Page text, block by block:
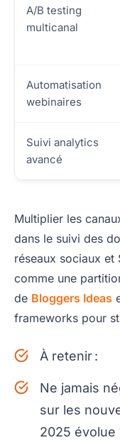
A/B testing
multicanal
Automatisation
webinaires
Suivi analytics
avancé
Multiplier les
dans le suivi des
réseaux sociaux et
comme une
de Bloggers Ideas
frameworks pour
À retenir :
Ne jamais
sur les
2025 évolue